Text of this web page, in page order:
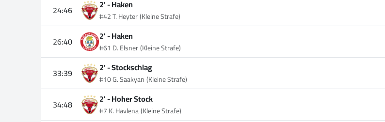
24:46 2' -Haken
#42 T. Heyter(Kleine Strafe)
26:40 2' -Haken
#61 D. Elsner(Kleine Strafe)
33:39 2' -Stockschlag
#10 G. Saakyan(Kleine Strafe)
34:48 2' -Hoher Stock
#7 K. Havlena(Kleine Strafe)